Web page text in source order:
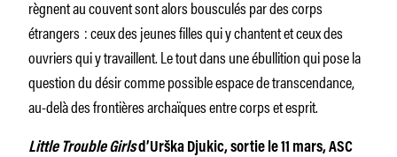
règnent au couvent sont alors bousculés par des corps
étrangers : ceux des jeunes filles qui y chantent et ceux des
ouvriers qui y travaillent. Le tout dans une ébullition qui pose la
question du désir comme possible espace de transcendance,
au-delà des frontières archaïques entre corps et esprit.
Little Trouble Girlsd’Urška Djukic, sortie le 11 mars, ASC